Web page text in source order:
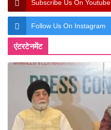
Subscribe Us On Youtube
Follow Us On Instagram
एंटरटेनमेंट